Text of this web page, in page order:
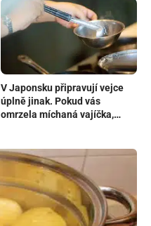
V Japonsku připravují vejce
úplně jinak. Pokud vás
omrzela míchaná vajíčka,